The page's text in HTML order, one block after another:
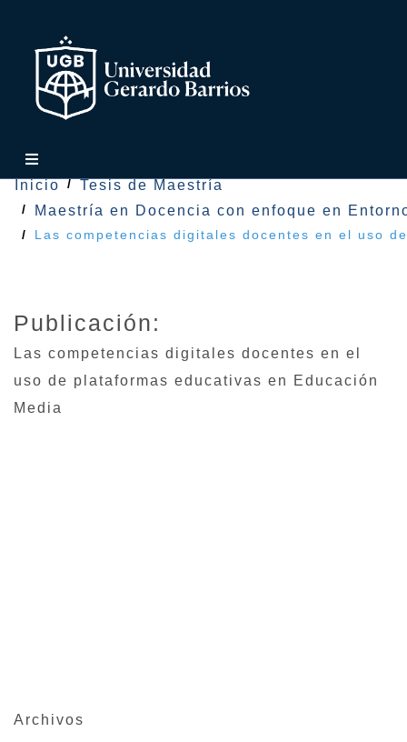
Inicio
Tesis de Maestría
Maestría en Docencia con enfoque en
Las competencias digitales docentes en el uso
Publicación:
Las competencias digitales docentes en el
uso de plataformas educativas en Educación
Media
Archivos